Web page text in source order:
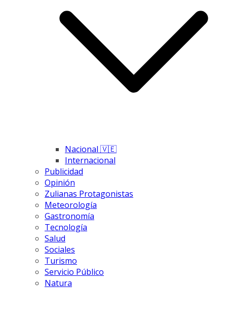
Nacional 🇻🇪
Internacional
Publicidad
Opinión
Zulianas Protagonistas
Meteorología
Gastronomía
Tecnología
Salud
Sociales
Turismo
Servicio Público
Natura